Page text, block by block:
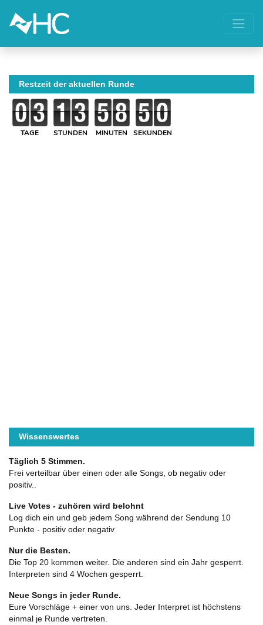
Restzeit der aktuellen Runde
TAGE STUNDEN MINUTEN SEKUNDEN
Wissenswertes
Täglich 5 Stimmen.
Frei verteilbar über einen oder alle Songs, ob negativ oder
positiv..
Live Votes - zuhören wird belohnt
Log dich ein und geb jedem Song während der Sendung 10
Punkte - positiv oder negativ
Nur die Besten.
Die Top 20 kommen weiter. Die anderen sind ein Jahr gesperrt.
Interpreten sind 4 Wochen gesperrt.
Neue Songs in jeder Runde.
Eure Vorschläge + einer von uns. Jeder Interpret ist höchstens
einmal je Runde vertreten.